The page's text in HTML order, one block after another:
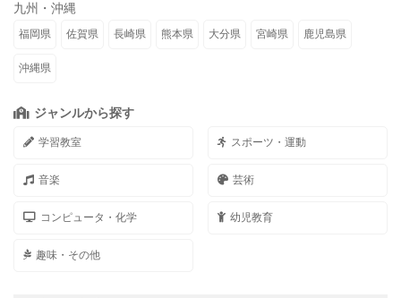
九州・沖縄
福岡県 佐賀県 長崎県 熊本県 大分県 宮崎県 鹿児島県
沖縄県
ジャンルから探す
学習教室 スポーツ・運動
音楽 芸術
コンピュータ・化学 幼児教育
趣味・その他